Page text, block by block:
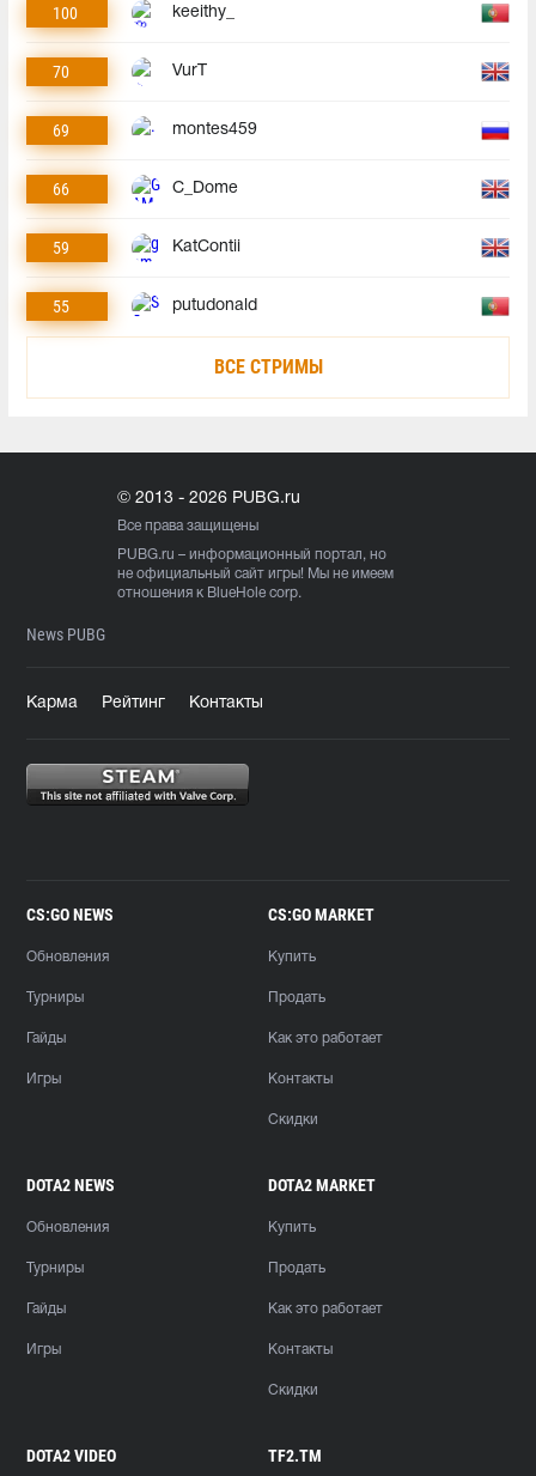
100 keeithy_
70 VurT
69 montes459
66 C_Dome
59 KatContii
55 putudonald
ВСЕ СТРИМЫ
© 2013 - 2026 PUBG.ru
Все права защищены
PUBG.ru – информационный портал, но
не официальный сайт игры! Мы не имеем
отношения к BlueHole corp.
News PUBG
Карма Рейтинг Контакты
CS:GO NEWS
Обновления
Турниры
Гайды
Игры
CS:GO MARKET
Купить
Продать
Как это работает
Контакты
Скидки
DOTA2 NEWS
Обновления
Турниры
Гайды
Игры
DOTA2 MARKET
Купить
Продать
Как это работает
Контакты
Скидки
DOTA2 VIDEO TF2.TM